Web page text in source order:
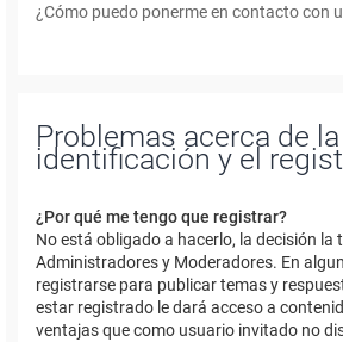
¿Cómo puedo ponerme en contacto con
Problemas acerca de la
identificación y el
¿Por qué me tengo que registrar?
No está obligado a hacerlo, la decisión la
Administradores y Moderadores. En
registrarse para publicar temas y
estar registrado le dará acceso a
ventajas que como usuario invitado no